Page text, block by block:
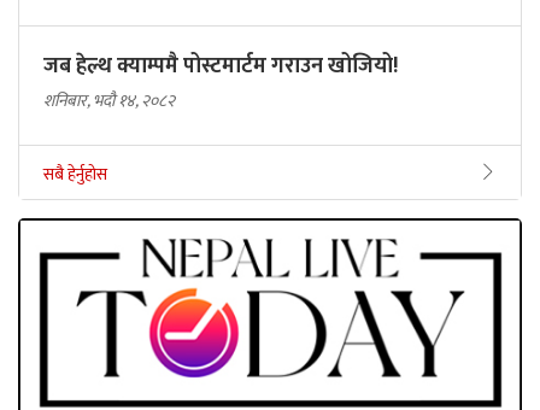
जब हेल्थ क्याम्पमै पोस्टमार्टम गराउन खोजियो!
शनिबार, भदौ १४, २०८२
सबै हेर्नुहोस